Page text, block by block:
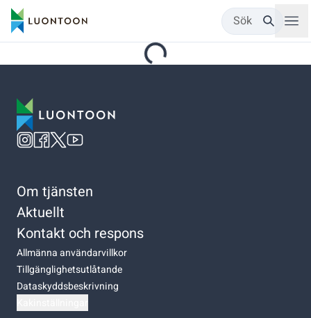
Sök
Om tjänsten
Aktuellt
Kontakt och respons
Allmänna användarvillkor
Tillgänglighetsutlåtande
Dataskyddsbeskrivning